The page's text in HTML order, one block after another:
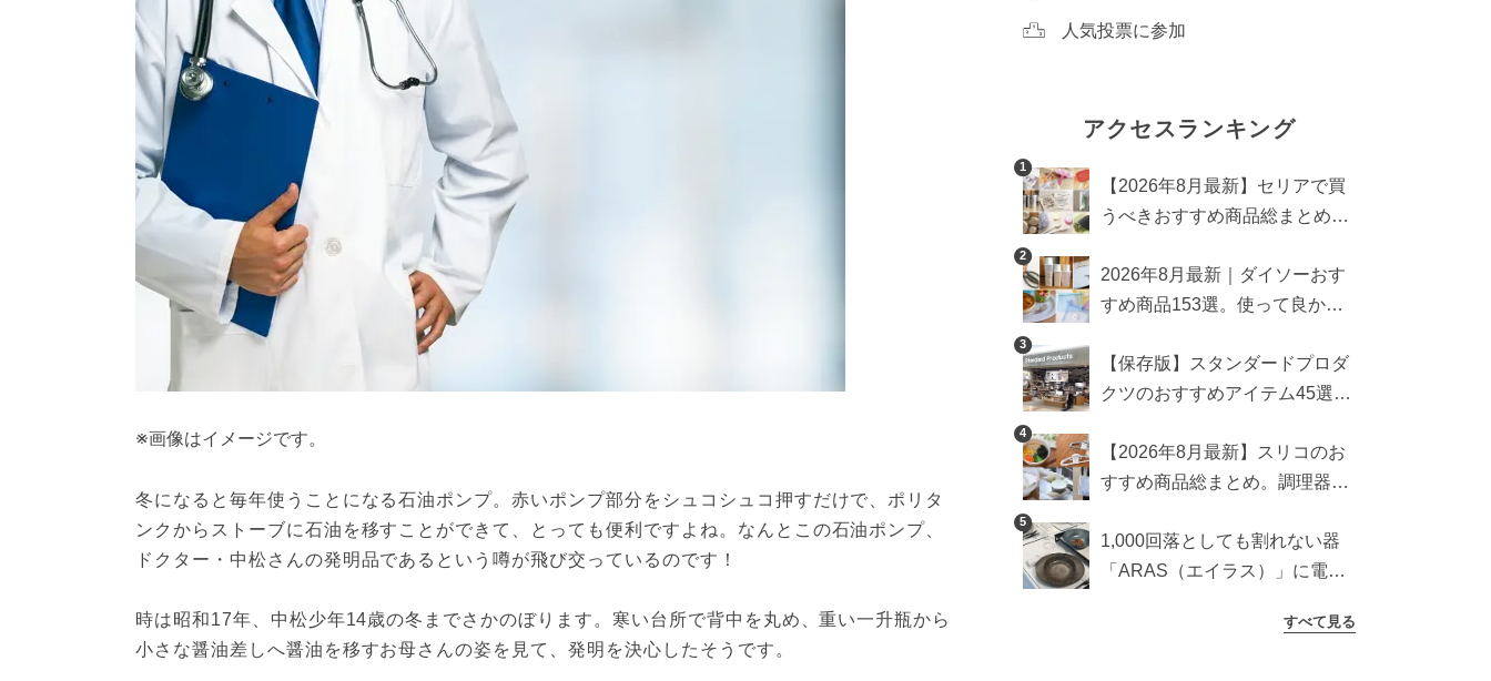
※画像はイメージです。
冬になると毎年使うことになる石油ポンプ。赤いポンプ部分をシュコシュコ押すだけで、ポリタ
ンクからストーブに石油を移すことができて、とっても便利ですよね。なんとこの石油ポンプ、
ドクター・中松さんの発明品であるという噂が飛び交っているのです！
時は昭和17年、中松少年14歳の冬までさかのぼります。寒い台所で背中を丸め、重い一升瓶から
小さな醤油差しへ醤油を移すお母さんの姿を見て、発明を決心したそうです。
人気投票に参加
アクセスランキング
1
【2026年8月最新】セリアで買
うべきおすすめ商品総まとめ。
2
2026年8月最新｜ダイソーおす
すめ商品153選。使って良かっ
3
【保存版】スタンダードプロダ
クツのおすすめアイテム45選。
4
【2026年8月最新】スリコのお
すすめ商品総まとめ。調理器具
5
1,000回落としても割れない器
「ARAS（エイラス）」に電子
すべて見る